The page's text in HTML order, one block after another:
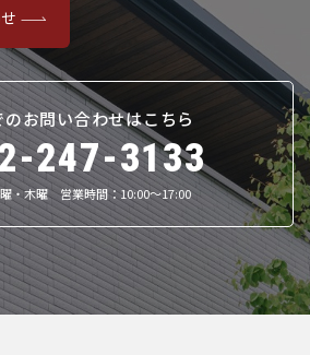
お問い合わせはこちら
247-3133
・木曜 営業時間：10:00～17:00